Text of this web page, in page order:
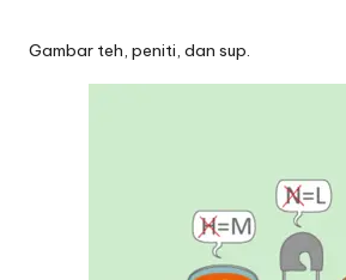
Gambar teh, peniti, dan sup.